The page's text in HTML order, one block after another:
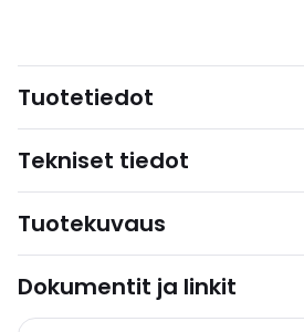
Tuotetiedot
Tekniset tiedot
Tuotekuvaus
Dokumentit ja linkit